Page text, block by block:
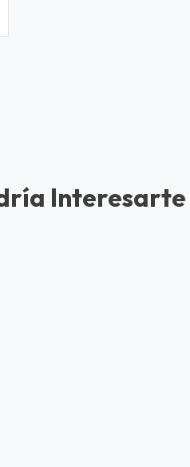
Interesarte